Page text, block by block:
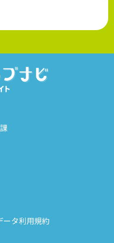
ータ利用規約